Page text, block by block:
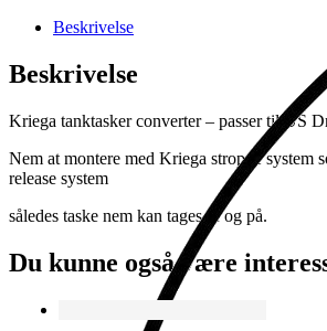
Beskrivelse
Beskrivelse
Kriega tanktasker converter – passer til US
Nem at montere med Kriega stroppe system
release system
således taske nem kan tages af og på.
Du kunne også være